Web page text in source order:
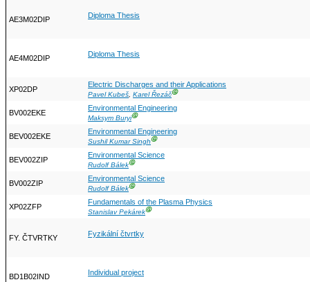
AE3M02DIP Diploma Thesis
AE4M02DIP Diploma Thesis
XP02DP
Electric Discharges and their Applications
Pavel Kubeš, Karel ŘezáčⒼ
BV002EKE
Environmental Engineering
Maksym BuryiⒼ
BEV002EKE
Environmental Engineering
Sushil Kumar SinghⒼ
BEV002ZIP
Environmental Science
Rudolf BálekⒼ
BV002ZIP
Environmental Science
Rudolf BálekⒼ
XP02ZFP
Fundamentals of the Plasma Physics
Stanislav PekárekⒼ
FY. ČTVRTKY Fyzikální čtvrtky
BD1B02IND Individual project